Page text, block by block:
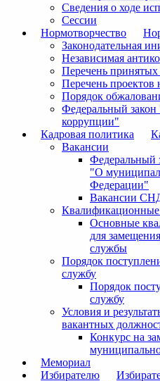
Сведения о ходе
Сессии
Нормотворчество
Законодательная
Независимая
Перечень
Перечень
Порядок
Федеральный
коррупции"
Кадровая политика
Вакансии
Федеральный
"О
Федерации"
Вакансии
Квалификационные
Основные
для
службы
Порядок
службу
Порядок
службу
Условия и
вакантных
Конкурс на
Мемориал
Избирателю